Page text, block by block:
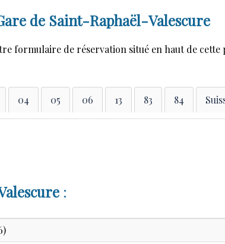
de Saint-Raphaël-Valescure
formulaire de réservation situé en haut de cette
04 05 06 13 83 84
: